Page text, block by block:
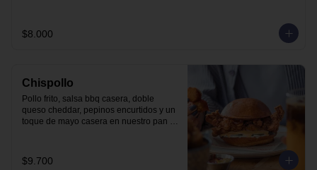
$8.000
Chispollo
Pollo frito, salsa bbq casera, doble
queso cheddar, pepinos encurtidos y un
toque de mayo casera en nuestro pan
$9.700